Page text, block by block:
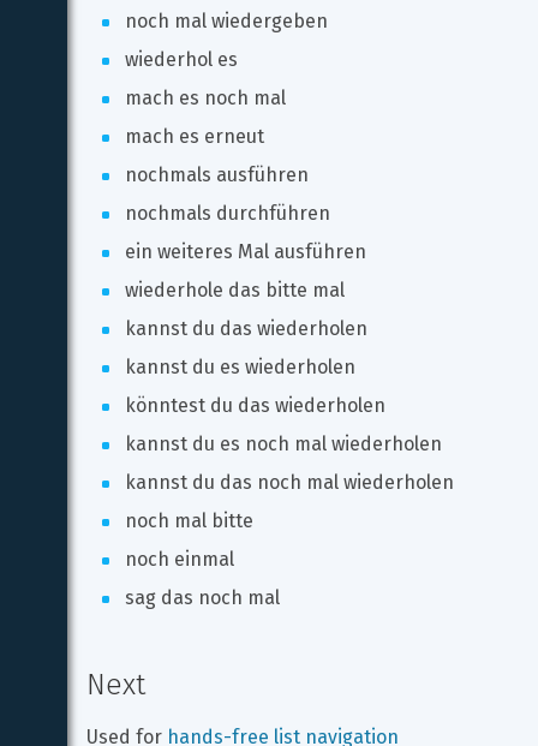
noch mal wiedergeben
wiederhol es
mach es noch mal
mach es erneut
nochmals ausführen
nochmals durchführen
ein weiteres Mal ausführen
wiederhole das bitte mal
kannst du das wiederholen
kannst du es wiederholen
könntest du das wiederholen
kannst du es noch mal wiederholen
kannst du das noch mal wiederholen
noch mal bitte
noch einmal
sag das noch mal
Next
Used for hands-free list navigation